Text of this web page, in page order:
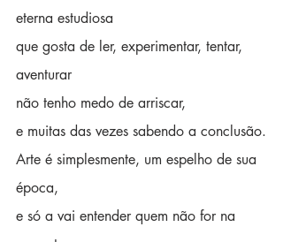
eterna estudiosa
que gosta de ler, experimentar, tentar,
aventurar
não tenho medo de arriscar,
e muitas das vezes sabendo a conclusão.
Arte é simplesmente, um espelho de sua
época,
e só a vai entender quem não for na